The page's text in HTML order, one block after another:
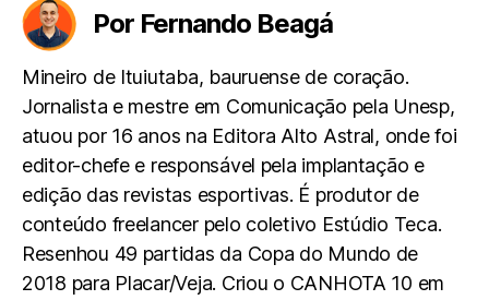
Por Fernando Beagá
Mineiro de Ituiutaba, bauruense de coração.
Jornalista e mestre em Comunicação pela Unesp,
atuou por 16 anos na Editora Alto Astral, onde foi
editor-chefe e responsável pela implantação e
edição das revistas esportivas. É produtor de
conteúdo freelancer pelo coletivo Estúdio Teca.
Resenhou 49 partidas da Copa do Mundo de
2018 para Placar/Veja. Criou o CANHOTA 10 em